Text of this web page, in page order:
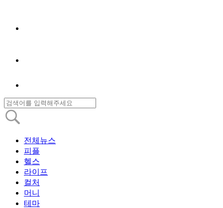
전체뉴스
피플
헬스
라이프
컬처
머니
테마